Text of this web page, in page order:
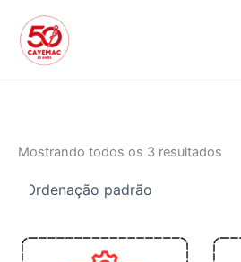
para
Mostrando todos os 3 resultados